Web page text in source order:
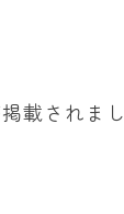
載されまし